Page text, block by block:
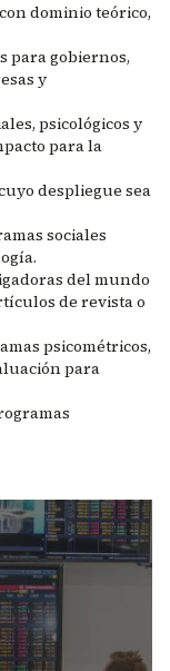
dominio teórico,
para gobiernos,
y
psicológicos y
para la
despliegue sea
sociales
del mundo
de revista o
psicométricos,
para